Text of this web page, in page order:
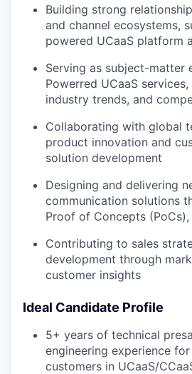
Building strong
and channel ecosystems,
powered UCaaS platform
Serving as subject-matter
Powerred UCaaS
industry trends, and
Collaborating with global
product innovation and
solution development
Designing and delivering
communication solutions
Proof of Concepts
Contributing to sales
development through
customer insights
Ideal Candidate Profile
5+ years of technical
engineering experience
customers in UCaaS/